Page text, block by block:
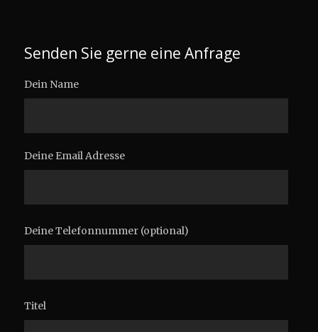
Senden Sie gerne eine Anfrage
Dein Name
Deine Email Adresse
Deine Telefonnummer (optional)
Titel